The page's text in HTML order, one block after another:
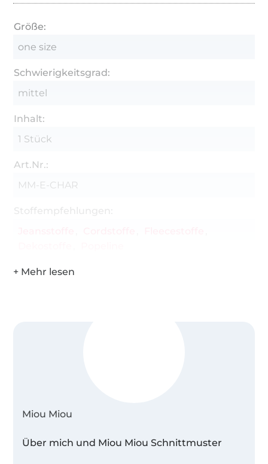
Größe:
one size
Schwierigkeitsgrad:
mittel
Inhalt:
1 Stück
Art.Nr.:
MM-E-CHAR
Stoffempfehlungen:
Miou Miou
Über mich und Miou Miou Schnittmuster